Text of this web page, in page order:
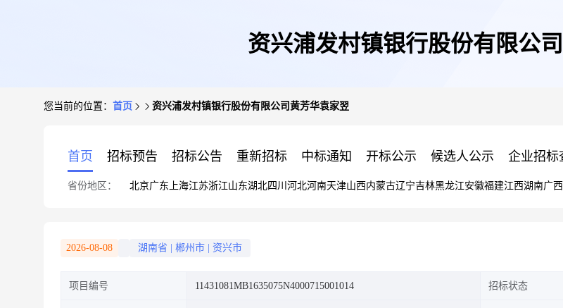
资兴浦发村镇银行股份有限公
您当前的位置： 首页 资兴浦发村镇银行股份有限公司黄芳华袁家翌
首页 招标预告 招标公告 重新招标 中标通知 开标公示 候选人公示 企业招标
省份地区： 北京广东 上海江苏浙江山东湖北四川 河北河南天津山西内蒙古辽宁吉林黑龙江安徽福建江西湖南广西
2026-08-08 湖南省 郴州市 资兴市
项目编号 11431081MB1635075N4000715001014 招标状态